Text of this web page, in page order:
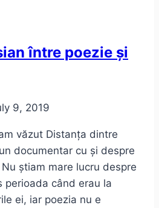
între poezie și
9, 2019
văzut Distanța dintre
documentar cu și despre
știam mare lucru despre
perioada când erau la
ei, iar poezia nu e